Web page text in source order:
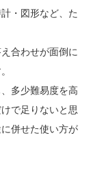
・図形など、た
合わせが面倒に
多少難易度を高
で足りないと思
併せた使い方が